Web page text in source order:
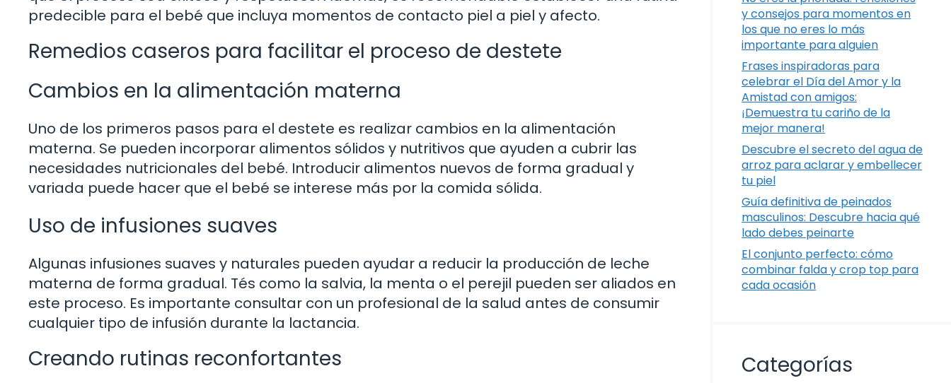
predecible para el bebé que incluya momentos de contacto piel a piel y afecto.
Remedios caseros para facilitar el proceso de destete
Cambios en la alimentación materna
Uno de los primeros pasos para el destete es realizar cambios en la alimentación
materna. Se pueden incorporar alimentos sólidos y nutritivos que ayuden a cubrir las
necesidades nutricionales del bebé. Introducir alimentos nuevos de forma gradual y
variada puede hacer que el bebé se interese más por la comida sólida.
Uso de infusiones suaves
Algunas infusiones suaves y naturales pueden ayudar a reducir la producción de leche
materna de forma gradual. Tés como la salvia, la menta o el perejil pueden ser aliados en
este proceso. Es importante consultar con un profesional de la salud antes de consumir
cualquier tipo de infusión durante la lactancia.
Creando rutinas reconfortantes
y consejos para momentos en
los que no eres lo más
importante para alguien
Frases inspiradoras para
celebrar el Día del Amor y la
Amistad con amigos:
¡Demuestra tu cariño de la
mejor manera!
Descubre el secreto del agua de
arroz para aclarar y embellecer
tu piel
Guía definitiva de peinados
masculinos: Descubre hacia qué
lado debes peinarte
El conjunto perfecto: cómo
combinar falda y crop top para
cada ocasión
Categorías